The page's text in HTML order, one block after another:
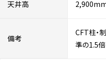
天井高
備考
CFT柱・
準の1.5